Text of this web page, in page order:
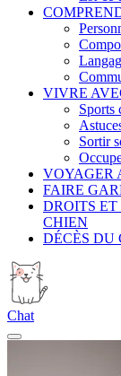
VIVRE
Sports
Sortir
VOYAGER
FAIRE
DROITS ET
CHIEN
DÉCÈS DU
Chat